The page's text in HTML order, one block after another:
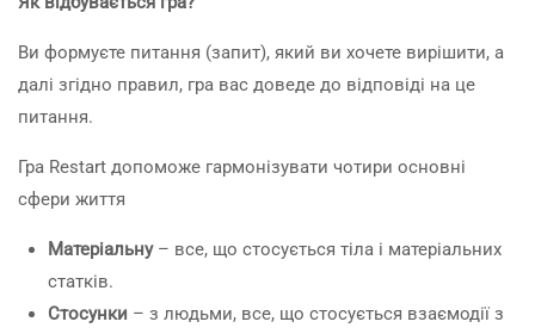
Ви формуєте питання (запит), який ви хочете вирішити, а
далі згідно правил, гра вас доведе до відповіді на це
питання.
Гра Restart допоможе гармонізувати чотири основні
сфери життя
Матеріальну– все, що стосується тіла і матеріальних
статків.
Стосунки – з людьми, все, що стосується взаємодії з